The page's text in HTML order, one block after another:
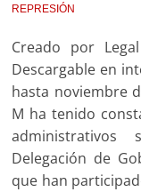
REPRESIÓN
Creado por
Descargable en
hasta noviembre
M ha tenido
administrativos
Delegación de
que han